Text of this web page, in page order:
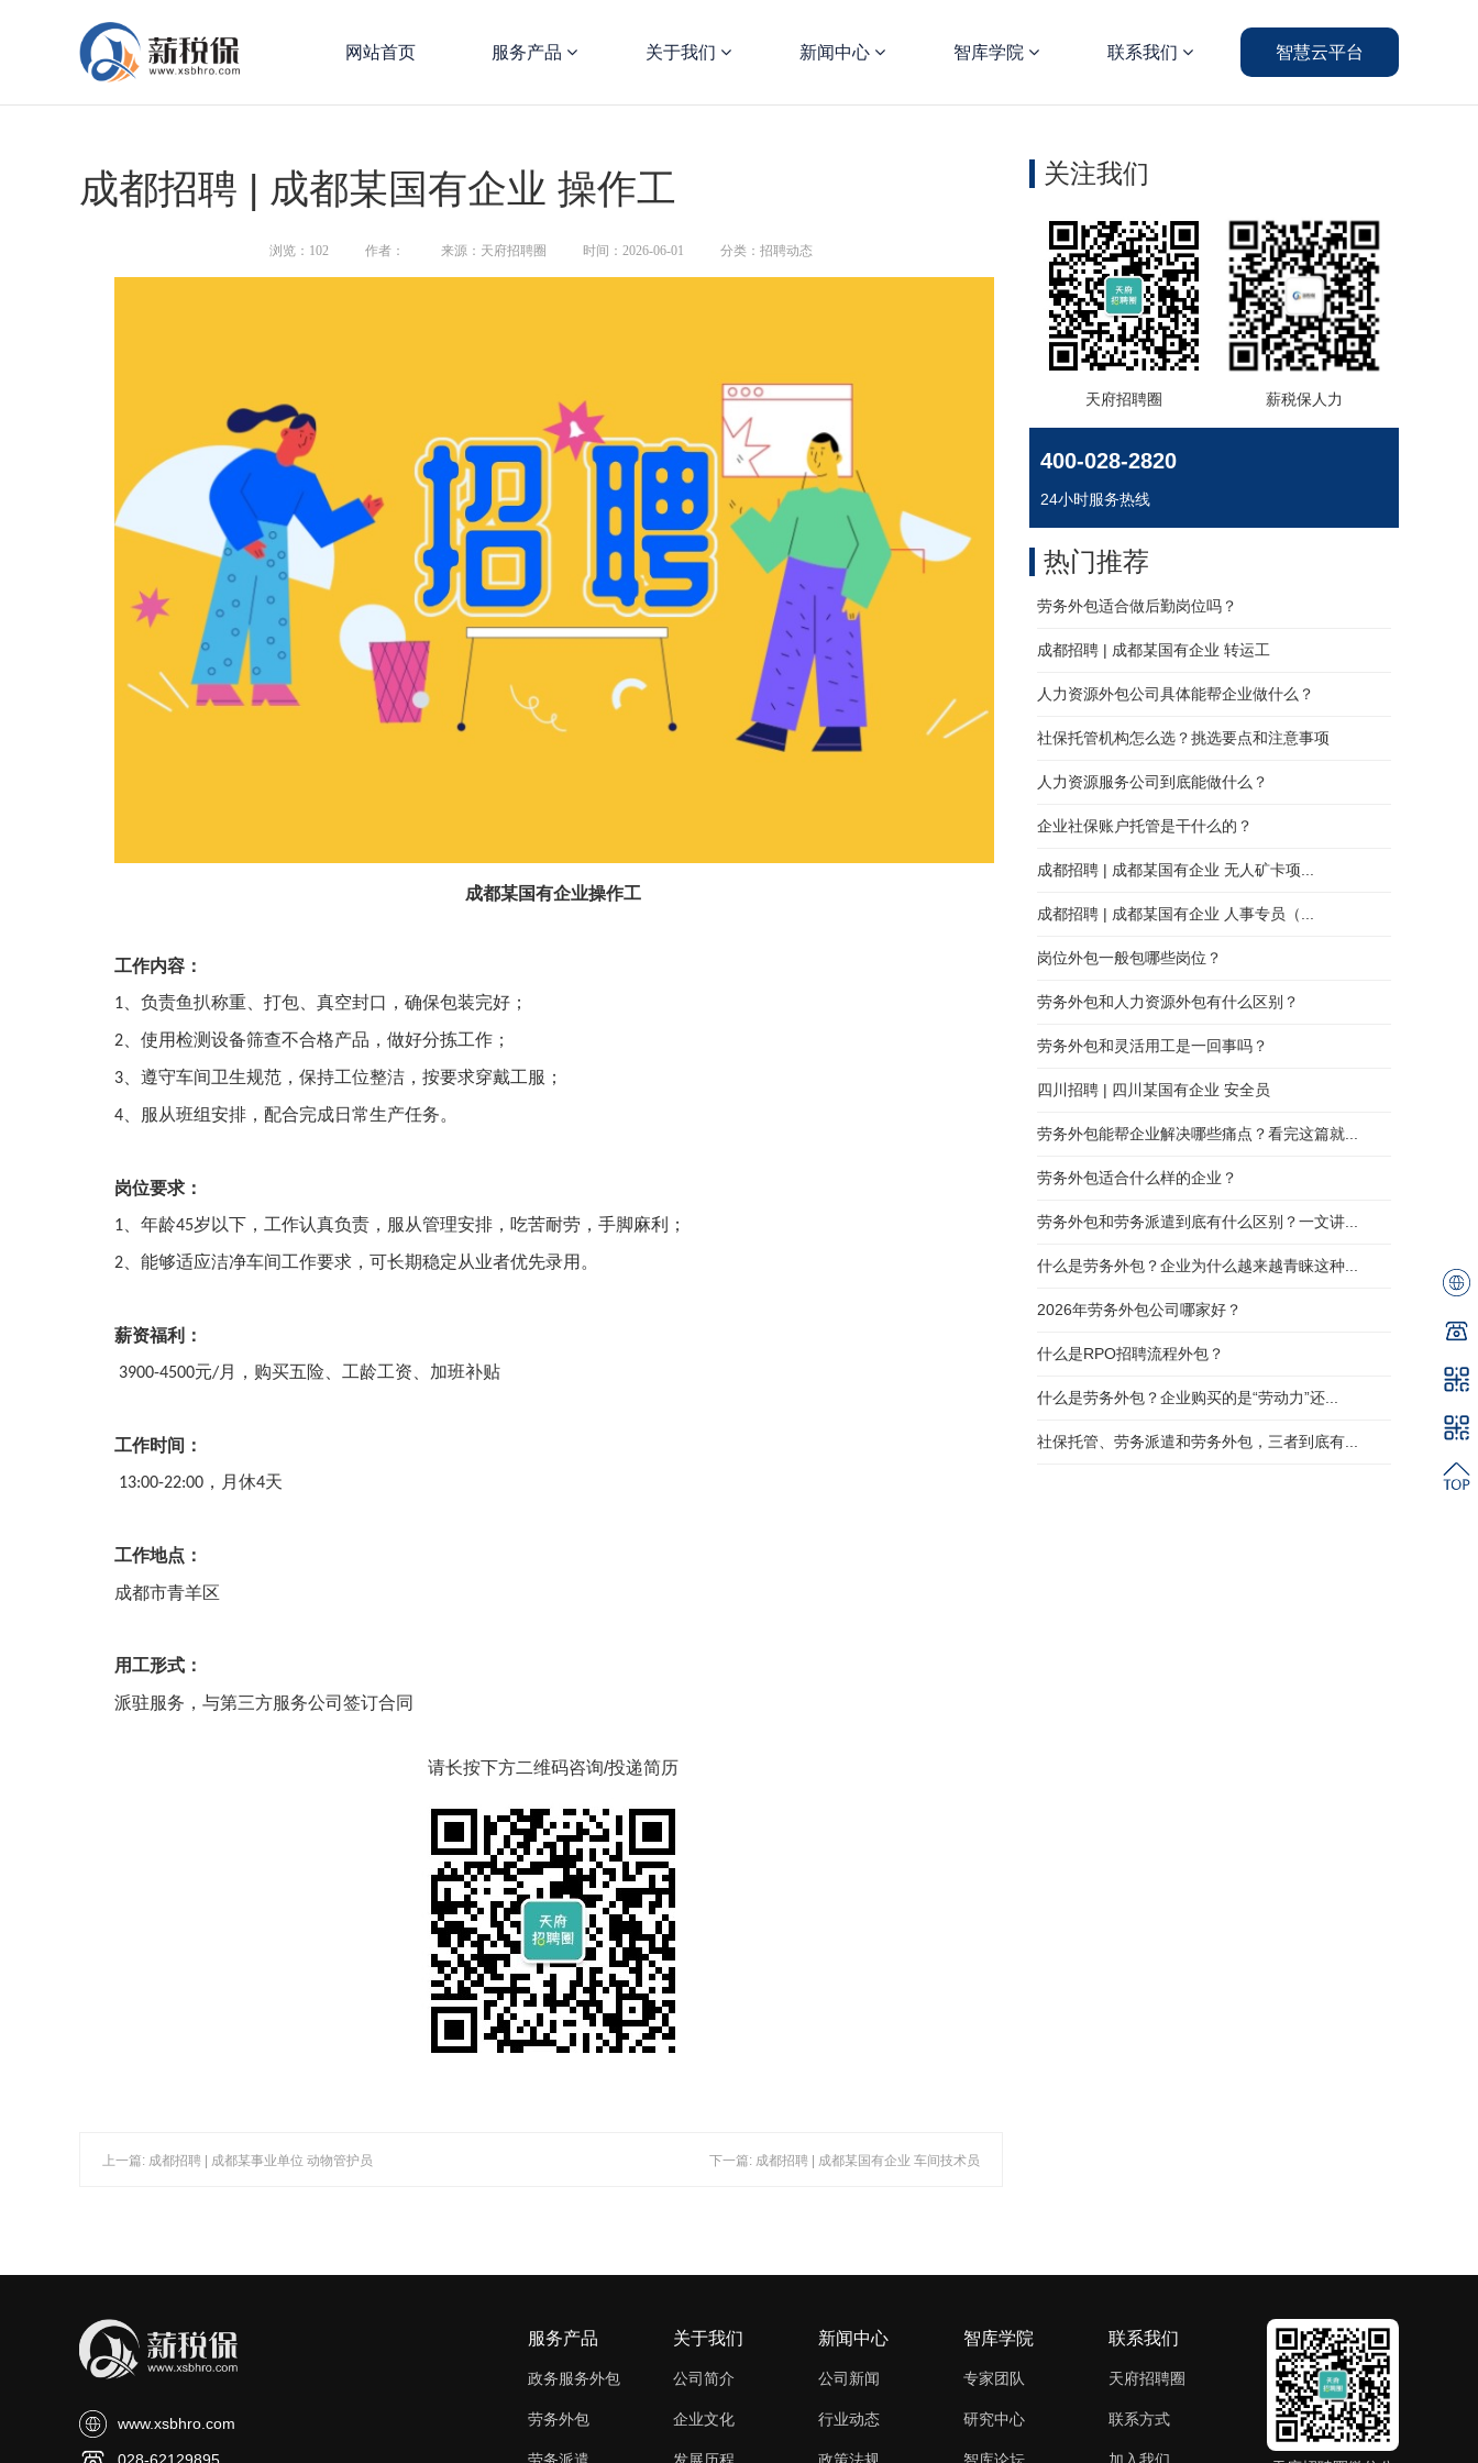
网站首页 服务产品 关于我们 新闻中心 智库学院 联系我们 智慧云平台
成都招聘 | 成都某国有企业 操作工
浏览： 102 作者： 来源：天府招聘圈 时间：2026-06-01 分类：招聘动态
成都某国有企业操作工
工作内容：
1 、负责鱼扒称重、打包、真空封口，确保包装完好；
2 、使用检测设备筛查不合格产品，做好分拣工作；
3 、遵守车间卫生规范，保持工位整洁，按要求穿戴工服；
4 、服从班组安排，配合完成日常生产任务。
岗位要求：
1 、年龄45岁以下，工作认真负责，服从管理安排，吃苦耐劳，手脚麻利；
2 、能够适应洁净车间工作要求，可长期稳定从业者优先录用。
薪资福利：
3900-4500元/月，购买五险、工龄工资、加班补贴
工作时间：
13:00-22:00 ，月休4天
工作地点：
成都市青羊区
用工形式：
派驻服务，与第三方服务公司签订合同
请长按下方二维码咨询/投递简历
上一篇: 成都招聘 | 成都某事业单位 动物管护员 下一篇: 成都招聘 | 成都某国有企业 车间技术员
关注我们
400-028-2820
24小时服务热线
劳务外包适合做后勤岗位吗？
成都招聘 | 成都某国有企业 转运工
人力资源外包公司具体能帮企业做什么？
社保托管机构怎么选？挑选要点和注意事项
人力资源服务公司到底能做什么？
企业社保账户托管是干什么的？
成都招聘 | 成都某国有企业 无人矿卡项...
成都招聘 | 成都某国有企业 人事专员（...
岗位外包一般包哪些岗位？
劳务外包和人力资源外包有什么区别？
劳务外包和灵活用工是一回事吗？
四川招聘 | 四川某国有企业 安全员
劳务外包能帮企业解决哪些痛点？看完这篇就...
劳务外包适合什么样的企业？
劳务外包和劳务派遣到底有什么区别？一文讲...
什么是劳务外包？企业为什么越来越青睐这种...
2026年劳务外包公司哪家好？
什么是RPO招聘流程外包？
什么是劳务外包？企业购买的是“劳动力”还...
社保托管、劳务派遣和劳务外包，三者到底有...
热门推荐
天府招聘圈 薪税保人力
www.xsbhro.com
服务产品
政务服务外包
劳务外包
关于我们
公司简介
企业文化
新闻中心
公司新闻
行业动态
智库学院
专家团队
研究中心
联系我们
天府招聘圈
联系方式